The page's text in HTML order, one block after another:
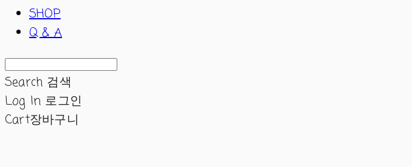
SHOP
Q & A
Search 검색
Log In 로그인
Cart장바구니